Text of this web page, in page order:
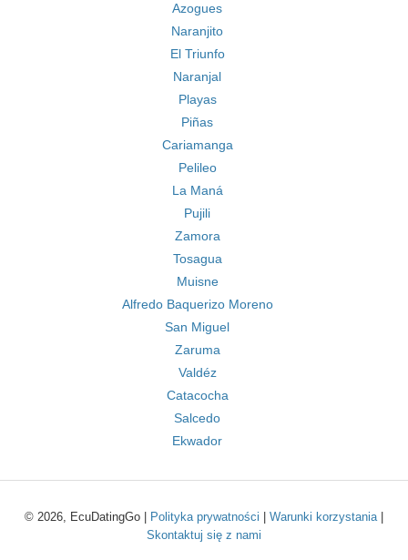
Azogues
Naranjito
El Triunfo
Naranjal
Playas
Piñas
Cariamanga
Pelileo
La Maná
Pujili
Zamora
Tosagua
Muisne
Alfredo Baquerizo Moreno
San Miguel
Zaruma
Valdéz
Catacocha
Salcedo
Ekwador
© 2026, EcuDatingGo | Polityka prywatności Warunki korzystania|
Skontaktuj się z nami